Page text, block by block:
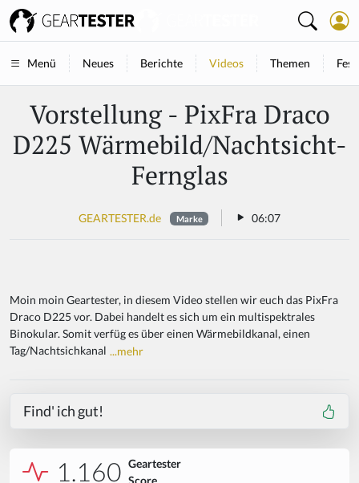
Menü Neues Berichte Videos Themen
Vorstellung - PixFra Draco
D225 Wärmebild/Nachtsicht-
Fernglas
GEARTESTER.de Marke 06:07
Moin moin Geartester, in diesem Video stellen wir euch das PixFra
Draco D225 vor. Dabei handelt es sich um ein multispektrales
Binokular. Somit verfüg es über einen Wärmebildkanal, einen
Tag/Nachtsichkanal ...mehr
Find' ich gut!
1.160 Geartester